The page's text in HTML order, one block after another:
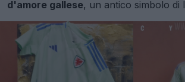
d'amore gallese, un antico simbolo di